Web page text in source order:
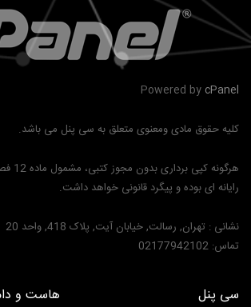
Powered by cPanel
کلیه حقوق مادی ومعنوی متعلق به سی پنل می باشد.
رایانه ای بوده و پیگرد قانونی خواهد داشت.
نشانی : تهران, رسالت, خیابان آیت, پلاک 418, واحد 20
تماس:
سی پنل هاست و